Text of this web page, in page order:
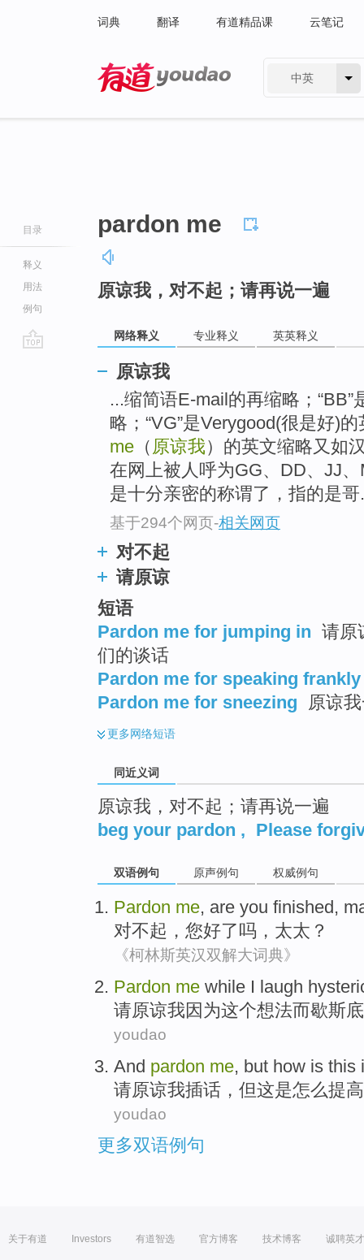
词典 翻译 有道精品课 云笔记
中英
目录
释义
用法
例句
pardon me
原谅我，对不起；请再说一遍
网络释义 专业释义 英英释义
原谅我
...缩简语E-mail的再缩略；
略；“VG”是Verygood(很是好)
me （ 原谅我）的英文缩略又如
在网上被人呼为GG、DD、JJ
是十分亲密的称谓了，指的是哥
基于294个网页-相关网页
对不起
请原谅
短语
Pardon me for jumping in 请原
们的谈话
Pardon me for speaking frankly
Pardon me for sneezing
原谅
更多网络短语
同近义词
原谅我，对不起；请再说一遍
beg your pardon , Please
双语例句 原声例句 权威例句
Pardon me, are you finished,
对不起 ， 您好了吗， 太太 ？
《柯林斯英汉双解大词典》
Pardon me while I laugh
请原谅我因为这个想法而歇斯
youdao
And pardon me, but how is this
请原谅我插话， 但这是怎么提高
youdao
更多双语例句
关于有道 Investors 有道智选 官方博客 技术博客 诚聘英才